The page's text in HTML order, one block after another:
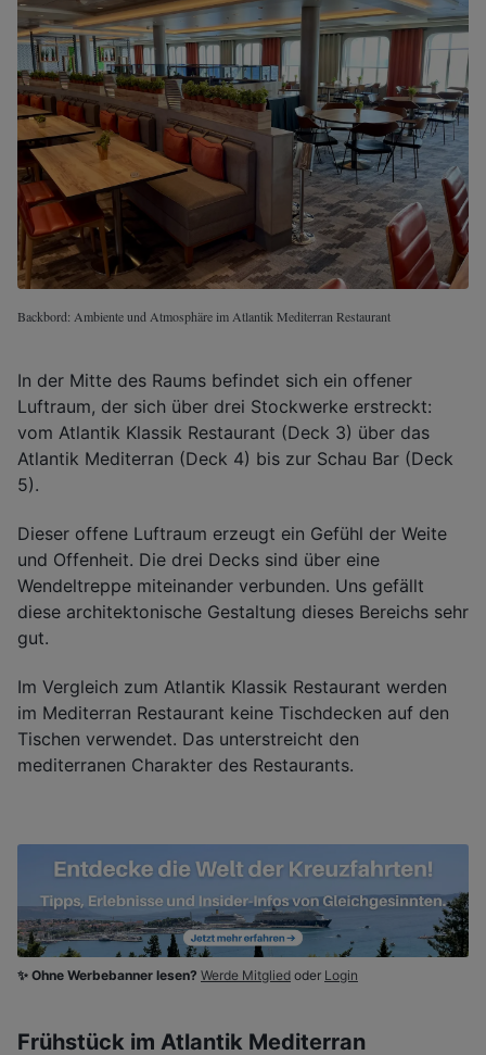
Backbord: Ambiente und Atmosphäre im Atlantik Mediterran Restaurant
In der Mitte des Raums befindet sich ein offener
Luftraum, der sich über drei Stockwerke erstreckt:
vom Atlantik Klassik Restaurant (Deck 3) über das
Atlantik Mediterran (Deck 4) bis zur Schau Bar (Deck
5).
Dieser offene Luftraum erzeugt ein Gefühl der Weite
und Offenheit. Die drei Decks sind über eine
Wendeltreppe miteinander verbunden. Uns gefällt
diese architektonische Gestaltung dieses Bereichs sehr
gut.
Im Vergleich zum Atlantik Klassik Restaurant werden
im Mediterran Restaurant keine Tischdecken auf den
Tischen verwendet. Das unterstreicht den
mediterranen Charakter des Restaurants.
✨ Ohne Werbebanner lesen? Werde Mitglied oder Login
Frühstück im Atlantik Mediterran